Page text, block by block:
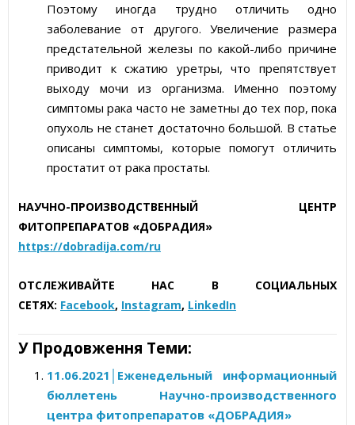
Поэтому иногда трудно отличить одно
заболевание от другого. Увеличение размера
предстательной железы по какой-либо причине
приводит к сжатию уретры, что препятствует
выходу мочи из организма. Именно поэтому
симптомы рака часто не заметны до тех пор, пока
опухоль не станет достаточно большой. В статье
описаны симптомы, которые помогут отличить
простатит от рака простаты.
НАУЧНО-ПРОИЗВОДСТВЕННЫЙ ЦЕНТР
ФИТОПРЕПАРАТОВ «ДОБРАДИЯ»
https://dobradija.com/ru
ОТСЛЕЖИВАЙТЕ НАС В СОЦИАЛЬНЫХ
СЕТЯХ: Facebook, Instagram, LinkedIn
У Продовження Теми:
11.06.2021│Еженедельный информационный
бюллетень Научно-производственного
центра фитопрепаратов «ДОБРАДИЯ»